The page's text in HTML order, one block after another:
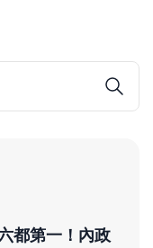
都第一！內政